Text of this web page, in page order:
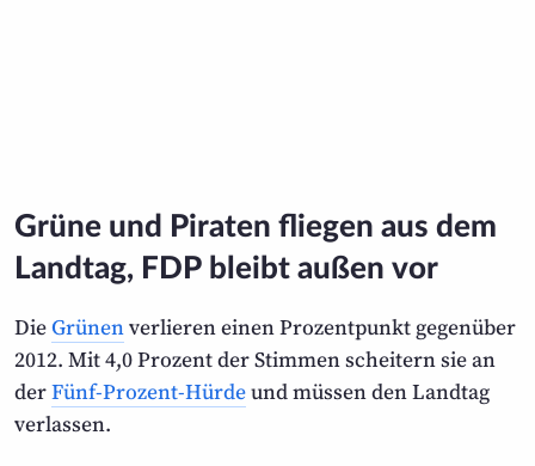
Grüne und Piraten fliegen aus dem
Landtag, FDP bleibt außen vor
DieGrünenverlieren einen Prozentpunkt gegenüber
2012. Mit 4,0 Prozent der Stimmen scheitern sie an
derFünf-Prozent-Hürdeund müssen den Landtag
verlassen.